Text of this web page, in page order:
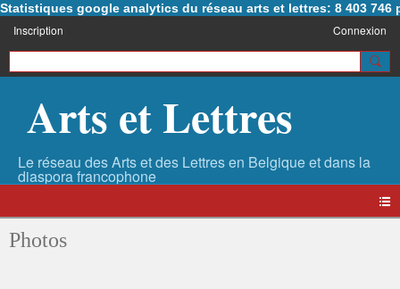
Statistiques google analytics du réseau arts et lettres: 8 403 746
Inscription Connexion
Arts et Lettres
Photos